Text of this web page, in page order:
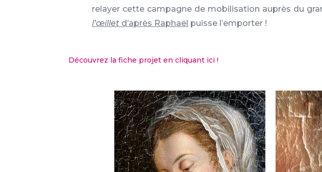
relayer cette campagne de mobilisation auprès du
l’œillet d’après Raphaël puisse l’emporter !
Découvrez la fiche projet en cliquant ici !